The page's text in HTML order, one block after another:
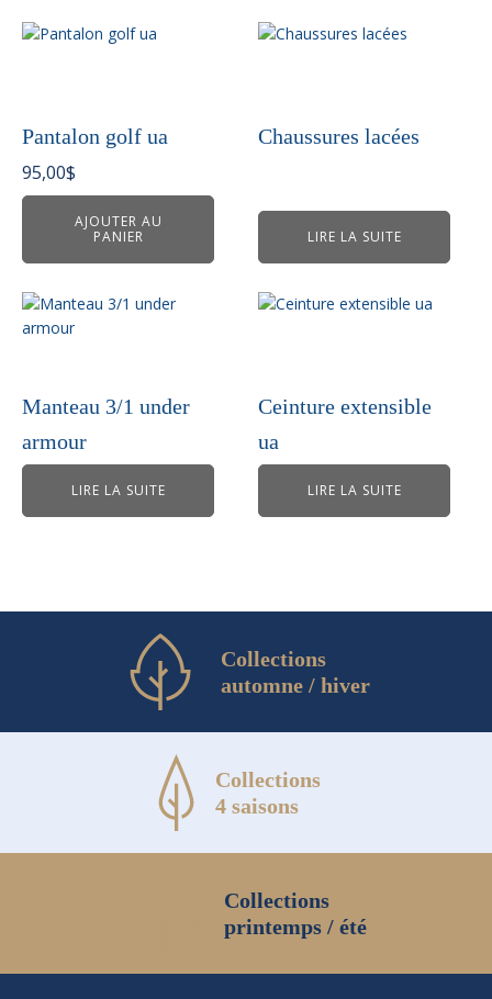
Pantalon golf ua
95,00$
AJOUTER AU
PANIER
Chaussures lacées
LIRE LA SUITE
Manteau 3/1 under
armour
LIRE LA SUITE
Ceinture extensible
ua
LIRE LA SUITE
Collections
automne / hiver
Collections
4 saisons
Collections
printemps / été